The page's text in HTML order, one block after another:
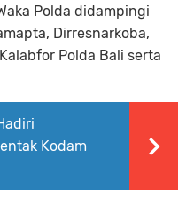
Polda didampingi
Dirresnarkoba,
Polda Bali serta
Kodam